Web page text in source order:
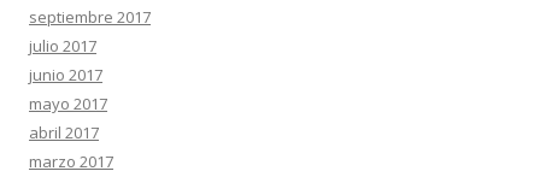
septiembre 2017
julio 2017
junio 2017
mayo 2017
abril 2017
marzo 2017